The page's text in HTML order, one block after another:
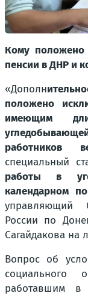
Кому положено
пенсии в ДНР и
«Дополн
положено
имеющим
работников
специальный
работы в
календарном
управляющий
России по
Сагайдакова на
Вопрос об
социального
работавшим в